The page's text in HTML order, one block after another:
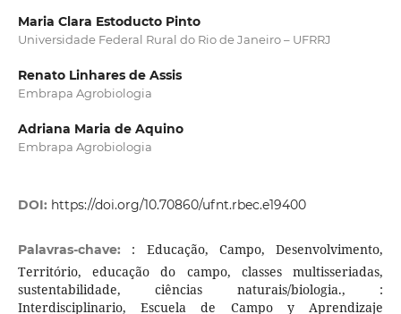
Maria Clara Estoducto Pinto
Universidade Federal Rural do Rio de Janeiro – UFRRJ
Renato Linhares de Assis
Embrapa Agrobiologia
Adriana Maria de Aquino
Embrapa Agrobiologia
DOI: https://doi.org/10.70860/ufnt.rbec.e19400
Palavras-chave: : Educação, Campo, Desenvolvimento,
Território, educação do campo, classes multisseriadas,
sustentabilidade, ciências naturais/biologia., :
Interdisciplinario, Escuela de Campo y Aprendizaje